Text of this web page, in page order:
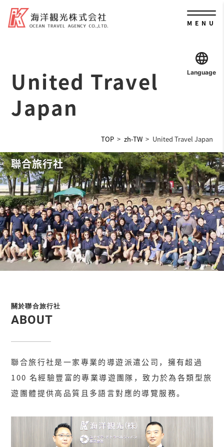
Language
MENU
United Travel
Japan
TOP zh-TW United Travel Japan
聯合旅行社
關於聯合旅行社
ABOUT
聯合旅行社是一家專業的導遊派遣公司，擁有超過
100 名經驗豐富的專業導遊團隊，致力於為各類型旅
遊團體提供高品質且多語言對應的導覽服務。